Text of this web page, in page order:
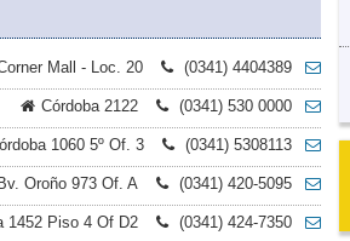
Mall - Loc. 20 (0341) 4404389
Córdoba 2122 (0341) 530 0000
1060 5º Of. 3 (0341) 5308113
Bv. Oroño 973 Of. A (0341) 420-5095
1452 Piso 4 Of D2 (0341) 424-7350